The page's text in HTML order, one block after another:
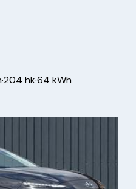
·204 hk·64 kWh